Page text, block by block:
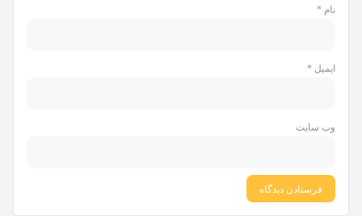
نام *
ایمیل *
وب‌ سایت